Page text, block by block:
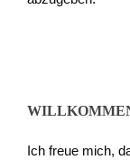
Ich freue mich,